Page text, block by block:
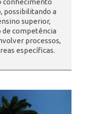
conhecimento
possibilitando a
superior,
competência
processos,
específicas.